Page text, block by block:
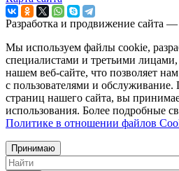
Разработка и продвижение сайта —
Мы используем файлы cookie,
специалистами и третьими
нашем веб-сайте, что позволяет
с пользователями и
страниц нашего сайта, вы
использования. Более подробные
Политике в отношении файлов
Принимаю